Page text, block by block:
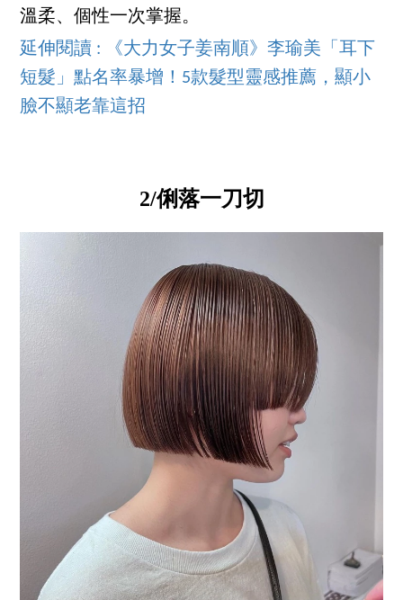
溫柔、個性一次掌握。
延伸閱讀 : 《大力女子姜南順》李瑜美「耳下
短髮」點名率暴增！5款髮型靈感推薦，顯小
臉不顯老靠這招
2/俐落一刀切